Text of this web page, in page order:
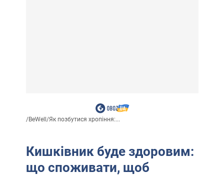
/BeWell/Як позбутися хропіння:...
Кишківник буде здоровим:
що споживати, щоб